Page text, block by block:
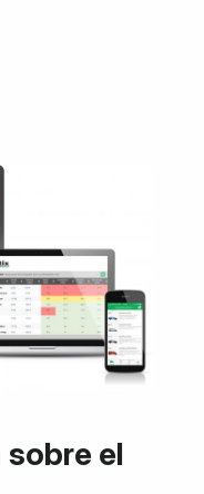
el